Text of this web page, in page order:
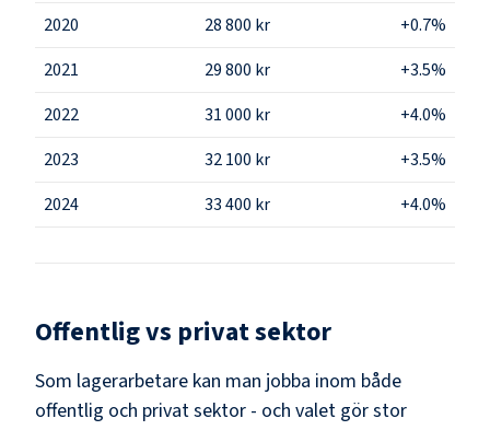
2020
28 800 kr
+0.7%
2021
29 800 kr
+3.5%
2022
31 000 kr
+4.0%
2023
32 100 kr
+3.5%
2024
33 400 kr +4.0%
Offentlig vs privat sektor
Som lagerarbetare kan man jobba inom både
offentlig och privat sektor - och valet gör stor